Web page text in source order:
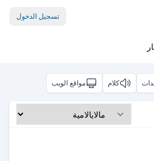
تسجيل الدخول
كلام مواقع الويب